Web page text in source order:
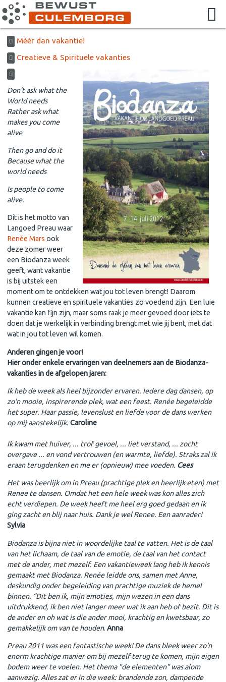
Méér dan vakantie!
Creatieve & Spirituele vakanties
Don’t ask what the
World needs
Rather ask what
makes you come
alive
Then go and do it
Because what the
world needs
Is people to come
alive.
Dit is het motto van
Langoed Preau waar
Renée Mars ook
deze zomer weer
een Biodanza week
geeft, want vakantie
is bij uitstek een
moment om te ontdekken wat jou tot leven brengt! Daarom
kunnen creatieve en spirituele vakanties zo voedend zijn. Een luie
vakantie kan fijn zijn, maar soms raak je meer gevoed door iets te
doen dat je werkelijk in verbinding brengt met wie jij bent, met dat
wat in jou tot leven wil komen.
Anderen gingen je voor!
Hier onder enkele ervaringen van deelnemers aan de Biodanza-
vakanties in de afgelopen jaren:
Ik heb de week als heel bijzonder ervaren. Iedere dag dansen, op
zo'n mooie, inspirerende plek, wat een feest. Renée begeleidde
het super. Haar passie, levenslust en liefde voor de dans werken
op mij aanstekelijk. Caroline
Ik kwam met huiver, ... trof gevoel, ... liet verstand, ... zocht
overgave ... en vond vertrouwen (en warmte, liefde). Straks zal ik
eraan terugdenken en me er (opnieuw) mee voeden. Cees
Het was heerlijk om in Preau (prachtige plek en heerlijk eten) met
Renee te dansen. Omdat het een hele week was kon alles zich
echt verdiepen. De week heeft me heel erg goed gedaan en ik
ging zacht en blij naar huis. Dank je wel Renee. Een aanrader!
Sylvia
Biodanza is bijna niet in woordelijke taal te vatten. Het is de taal
van het lichaam, de taal van de emotie, de taal van het contact
met de ander, met mezelf. Een vakantieweek lang heb ik kennis
gemaakt met Biodanza. Renée leidde ons, samen met Anne,
deskundig onder begeleiding van prachtige muziek de hemel
binnen. “Dit ben ik, mijn emoties, mijn wezen in een dans
uitdrukkend, ik ben niet langer meer wat ik aan heb of bezit. Dit is
de ander en oh wat is die ander mooi, krachtig en kwetsbaar, zo
gemakkelijk om van te houden. Anna
Preau 2011 was een fantastische week! De dans bleek weer zo'n
enorm krachtige manier om bij mezelf terug te komen, mijn eigen
bodem weer te voelen. Het thema "de elementen" was alom
aanwezig. Alles zat er in die week: brandende zon, dampende